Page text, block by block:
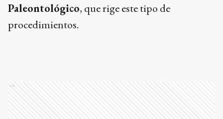
Paleontológico, que rige este tipo de
procedimientos.
Ads